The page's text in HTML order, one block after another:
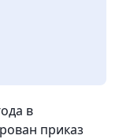
в
приказ